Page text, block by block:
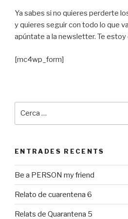
Ya sabes si no quieres perderte
y quieres seguir con todo lo que
apúntate a la newsletter. Te estoy
[mc4wp_form]
ENTRADES RECENTS
Be a PERSON my friend
Relato de cuarentena 6
Relats de Quarantena 5